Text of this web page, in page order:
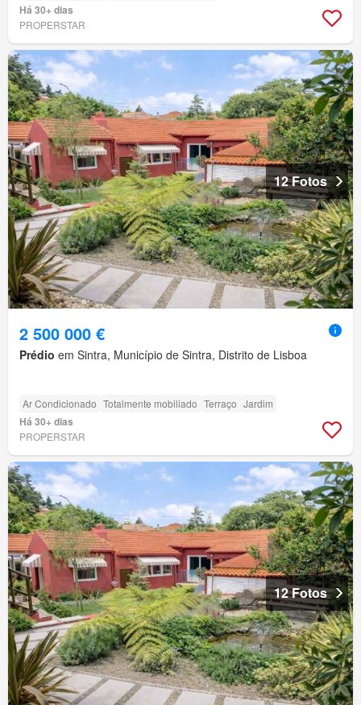
Há 30+ dias
PROPERSTAR
12 Fotos
2 500 000 €
Prédio em Sintra, Município de Sintra, Distrito de Lisboa
Ar Condicionado Totalmente mobiliado Terraço Jardim
Há 30+ dias
PROPERSTAR
12 Fotos